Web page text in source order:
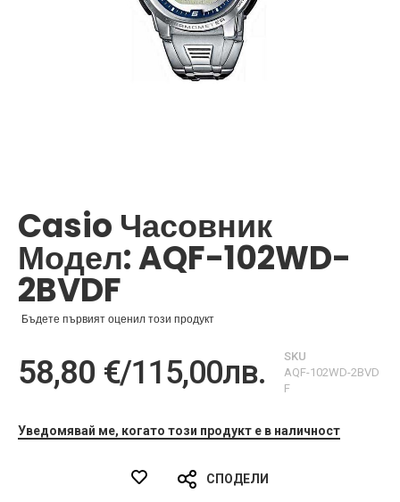
на
галерия
със
снимки
Casio Часовник
Модел: AQF-102WD-
2BVDF
Бъдете първият оценил този продукт
58,80 €/115,00лв.
SKU
AQF-102WD-2BVD
F
Уведомявай ме, когато този продукт е в наличност
СПОДЕЛИ